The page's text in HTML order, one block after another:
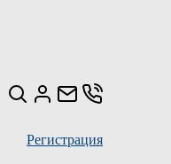
Регистрация